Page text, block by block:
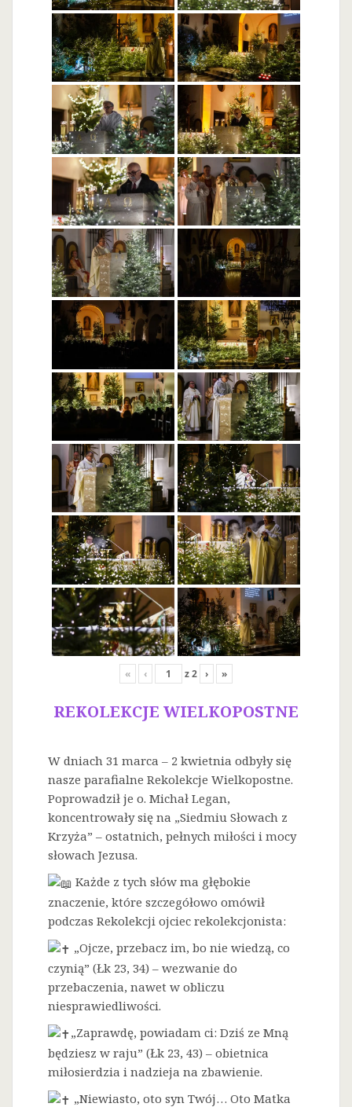
« ‹ z2 › »
REKOLEKCJE WIELKOPOSTNE
W dniach 31 marca – 2 kwietnia odbyły się
nasze parafialne Rekolekcje Wielkopostne.
Poprowadził je o. Michał Legan,
koncentrowały się na „Siedmiu Słowach z
Krzyża” – ostatnich, pełnych miłości i mocy
słowach Jezusa.
Każde z tych słów ma głębokie
znaczenie, które szczegółowo omówił
podczas Rekolekcji ojciec rekolekcjonista:
„Ojcze, przebacz im, bo nie wiedzą, co
czynią” (Łk 23, 34) – wezwanie do
przebaczenia, nawet w obliczu
niesprawiedliwości.
„Zaprawdę, powiadam ci: Dziś ze Mną
będziesz w raju” (Łk 23, 43) – obietnica
miłosierdzia i nadzieja na zbawienie.
„Niewiasto, oto syn Twój… Oto Matka